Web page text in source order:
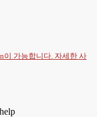
이 가능합니다. 자세한 사